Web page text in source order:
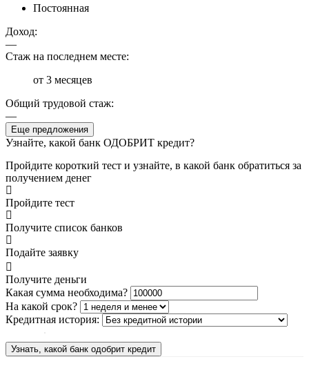
Постоянная
Доход:
—
Стаж на последнем месте:
от 3 месяцев
Общий трудовой стаж:
—
Еще предложения
Узнайте, какой банк ОДОБРИТ кредит?
Пройдите короткий тест и узнайте, в какой банк обратиться за
получением денег
Пройдите тест
Получите список банков
Подайте заявку
Получите деньги
Какая сумма необходима?
На какой срок?
Кредитная история:
Узнать, какой банк одобрит кредит